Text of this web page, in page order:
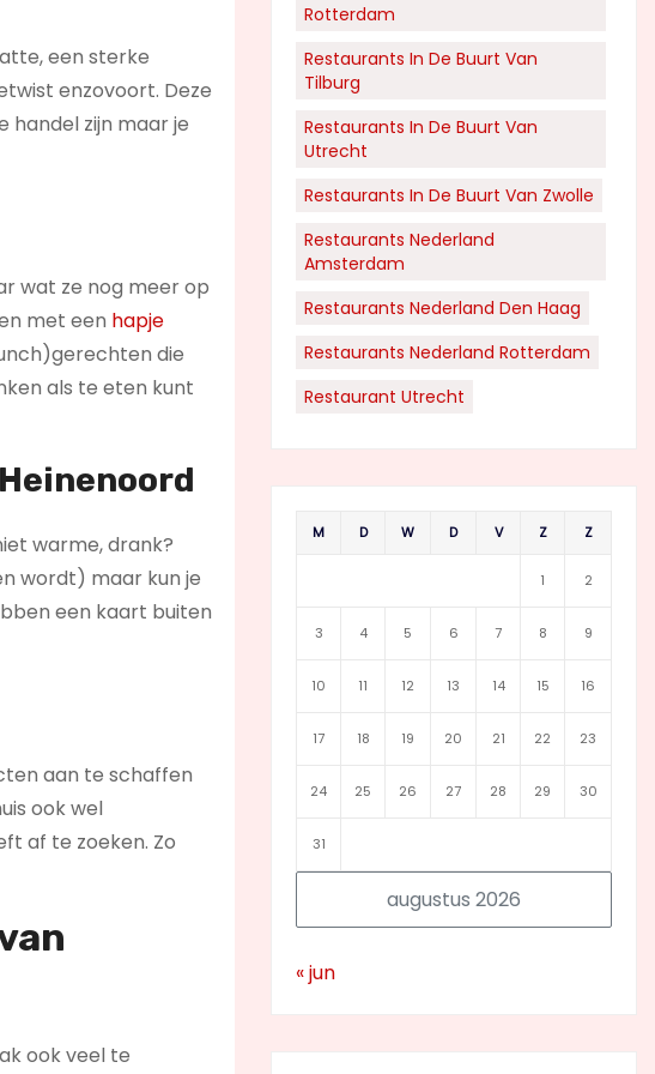
een sterke
enzovoort. Deze
handel zijn maar je
wat ze nog meer op
met een hapje
die
als te eten kunt
warme, drank?
wordt) maar kun je
een kaart buiten
aan te schaffen
ook wel
af te zoeken. Zo
ook veel te
Rotterdam
Restaurants In De Buurt Van
Tilburg
Restaurants In De Buurt Van
Utrecht
Restaurants In De Buurt Van Zwolle
Restaurants Nederland
Amsterdam
Restaurants Nederland Den Haag
Restaurants Nederland Rotterdam
Restaurant Utrecht
augustus 2026
M D W D V Z Z
1 2
3 4 5 6 7 8 9
10 11 12 13 14 15 16
17 18 19 20 21 22 23
24 25 26 27 28 29 30
31
« jun